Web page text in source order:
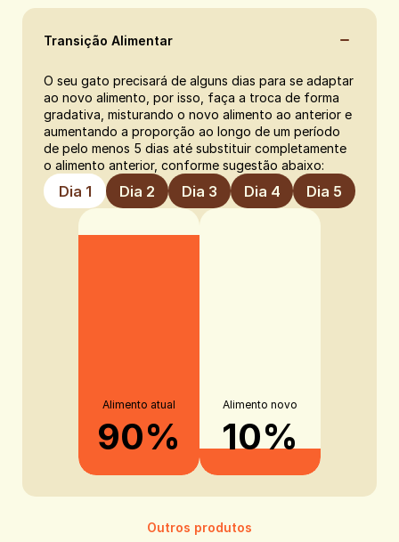
Transição Alimentar
O seu gato precisará de alguns dias para se adaptar
ao novo alimento, por isso, faça a troca de forma
gradativa, misturando o novo alimento ao anterior e
aumentando a proporção ao longo de um período
de pelo menos 5 dias até substituir completamente
o alimento anterior, conforme sugestão abaixo:
Dia 1 Dia 2 Dia 3 Dia 4 Dia 5
Alimento atual
90%
Alimento novo
10%
Outros produtos